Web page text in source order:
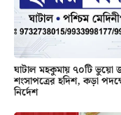
ঘাটাল মহকুমায় ৭০টি ভুয়ো
শংসাপত্রের হদিশ, কড়া
নির্দেশ